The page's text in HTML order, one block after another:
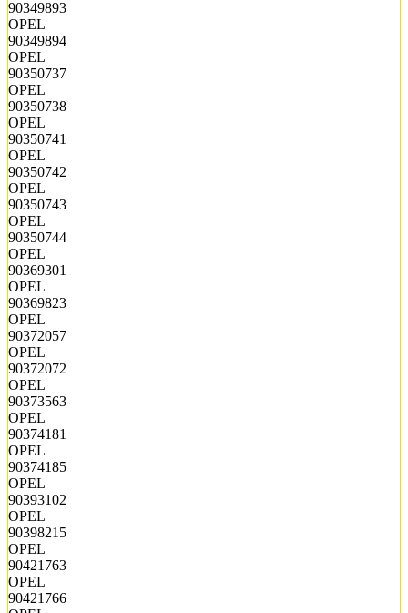
90349893
OPEL
90349894
OPEL
90350737
OPEL
90350738
OPEL
90350741
OPEL
90350742
OPEL
90350743
OPEL
90350744
OPEL
90369301
OPEL
90369823
OPEL
90372057
OPEL
90372072
OPEL
90373563
OPEL
90374181
OPEL
90374185
OPEL
90393102
OPEL
90398215
OPEL
90421763
OPEL
90421766